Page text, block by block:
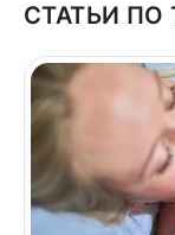
СТАТЬИ ПО